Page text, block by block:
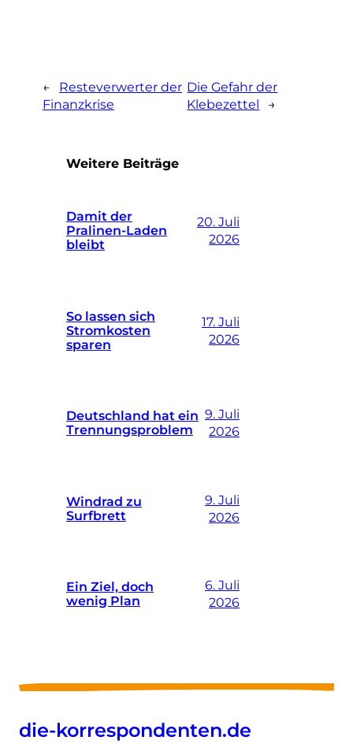
←
Resteverwerter der
Finanzkrise
Die Gefahr der
Klebezettel
→
Weitere Beiträge
Damit der
Pralinen-Laden
bleibt
20. Juli
2026
So lassen sich
Stromkosten
sparen
17. Juli
2026
Deutschland hat ein
Trennungsproblem
9. Juli
2026
Windrad zu
Surfbrett
9. Juli
2026
Ein Ziel, doch
wenig Plan
6. Juli
2026
die-korrespondenten.de